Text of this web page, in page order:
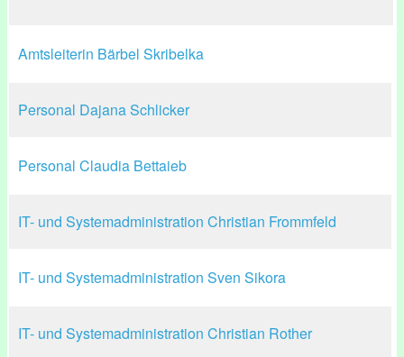
Amtsleiterin Bärbel Skribelka
Personal Dajana Schlicker
Personal Claudia Bettaieb
IT- und Systemadministration Christian Frommfeld
IT- und Systemadministration Sven Sikora
IT- und Systemadministration Christian Rother